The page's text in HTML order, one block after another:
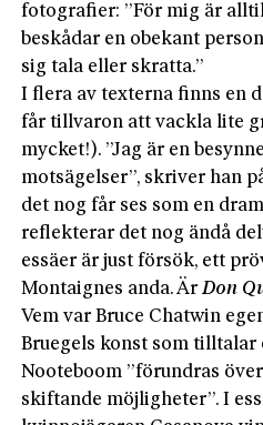
fotografier: ”För mig är
beskådar en obekant
sig tala eller skratta.”
I flera av texterna finns en
får tillvaron att vackla lite
mycket!). ”Jag är en
motsägelser”, skriver han
det nog får ses som en
reflekterar det nog ändå
essäer är just försök, ett
Montaignes anda. ÄrDon
Vem var Bruce Chatwin
Bruegels konst som tilltalar
Nooteboom ”förundras
skiftande möjligheter”. I